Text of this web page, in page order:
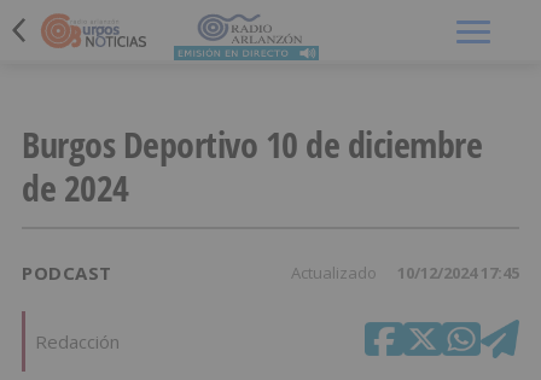
Burgos Deportivo 10 de diciembre
de 2024
PODCAST Actualizado 10/12/2024 17:45
Redacción